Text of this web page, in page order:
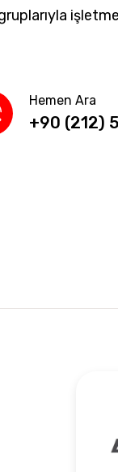
Hemen Ara
+90 (212)